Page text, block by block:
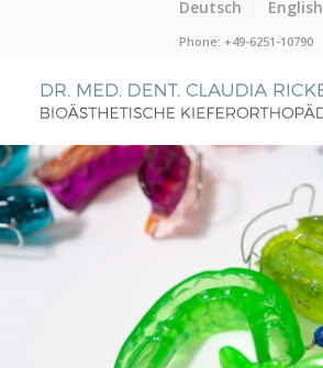
Deutsch English
Phone: +49-6251-10790